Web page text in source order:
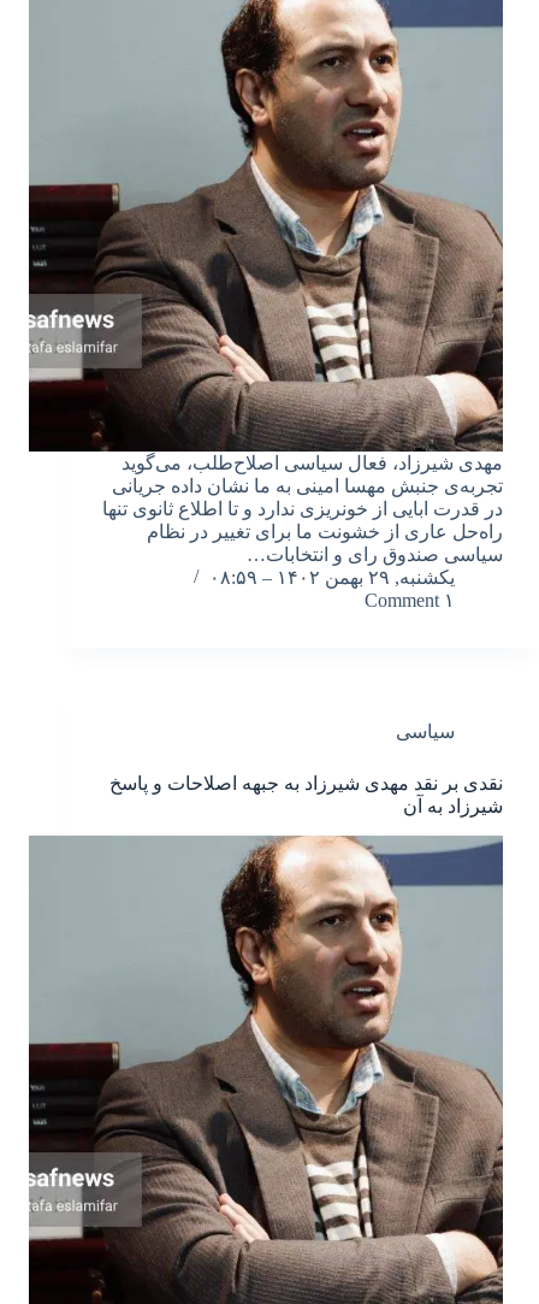
مهدی شیرزاد، فعال سیاسی اصلاح‌طلب، می‌گوید
تجربه‌ی جنبش مهسا امینی به ما نشان داده جریانی
در قدرت ابایی از خونریزی ندارد و تا اطلاع ثانوی تنها
راه‌حل عاری از خشونت ما برای تغییر در نظام
سیاسی صندوق رای و انتخابات…
یکشنبه, ۲۹ بهمن ۱۴۰۲ – ۰۸:۵۹
۱ Comment
سیاسی
نقدی بر نقد مهدی شیرزاد به جبهه اصلاحات و پاسخ
شیرزاد به آن